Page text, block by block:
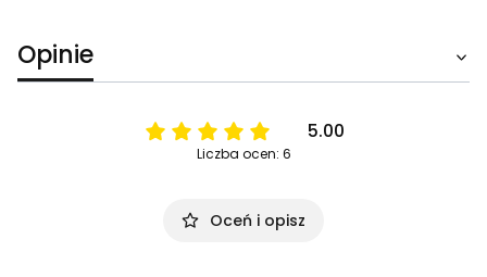
Opinie
5.00
Liczba ocen: 6
Oceń i opisz